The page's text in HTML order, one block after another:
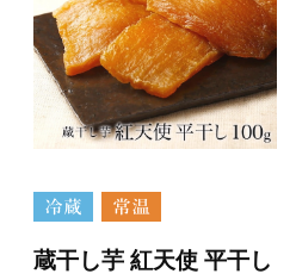
蔵干し芋 紅天使 平干し